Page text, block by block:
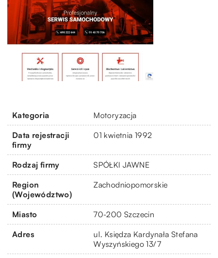
Kategoria Motoryzacja
Data rejestracji
firmy
01 kwietnia 1992
Rodzaj firmy SPÓŁKI JAWNE
Region
(Województwo)
Zachodniopomorskie
Miasto 70-200 Szczecin
Adres
ul. Księdza Kardynała Stefana
Wyszyńskiego 13/7